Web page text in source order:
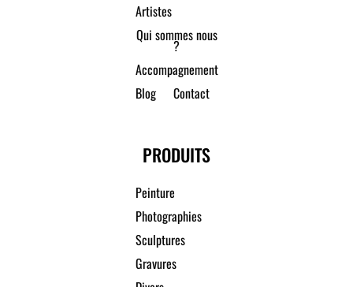
Artistes
Qui sommes nous
?
Accompagnement
Blog
Contact
PRODUITS
Peinture
Photographies
Sculptures
Gravures